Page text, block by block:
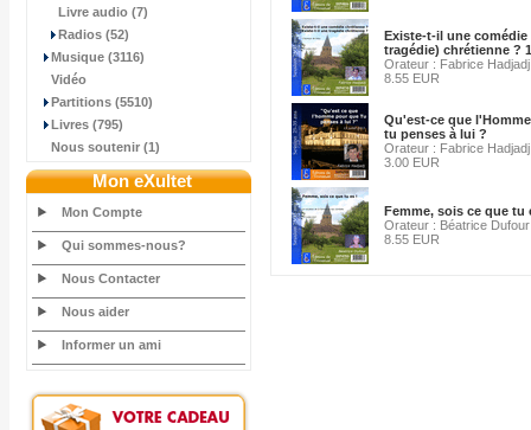
Livre audio (7)
Radios (52)
Musique (3116)
Vidéo
Partitions (5510)
Livres (795)
Nous soutenir (1)
Mon eXultet
Mon Compte
Qui sommes-nous?
Nous Contacter
Nous aider
Informer un ami
Existe-t-il une comédie
tragédie) chrétienne ?
Orateur : Fabrice Hadjadj
8.55 EUR
Qu'est-ce que
tu penses à lui ?
Orateur : Fabrice Hadjadj
3.00 EUR
Femme, sois ce que tu
Orateur : Béatrice Dufour
8.55 EUR